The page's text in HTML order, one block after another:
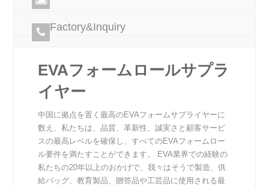
Factory&Inquiry
EVAフォームロールサプラ
イヤー
中国に拠点を置く最高のEVAフォームサプライヤーに
数え、私たちは、品質、革新性、誠実さと顧客サービ
スの最高レベルを確保し、すべてのEVAフォームロー
ル要件を満たすことができます。 EVA業界での経験の
私たちの20年以上のおかげで、我々はそうで製造、供
給バッグ、教育製品、贈答品や工芸品に使用される最